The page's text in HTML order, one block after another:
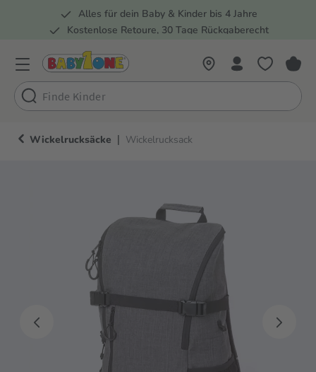
Zur Hauptnavigation springen
Alles für dein Baby & Kinder bis 4 Jahre
Kostenlose Retoure, 30 Tage Rückgaberecht
Wickelrucksäcke | Wickelrucksack